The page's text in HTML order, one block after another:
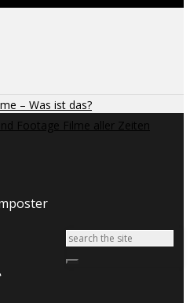
– Was ist das?
Footage Filme aller Zeiten